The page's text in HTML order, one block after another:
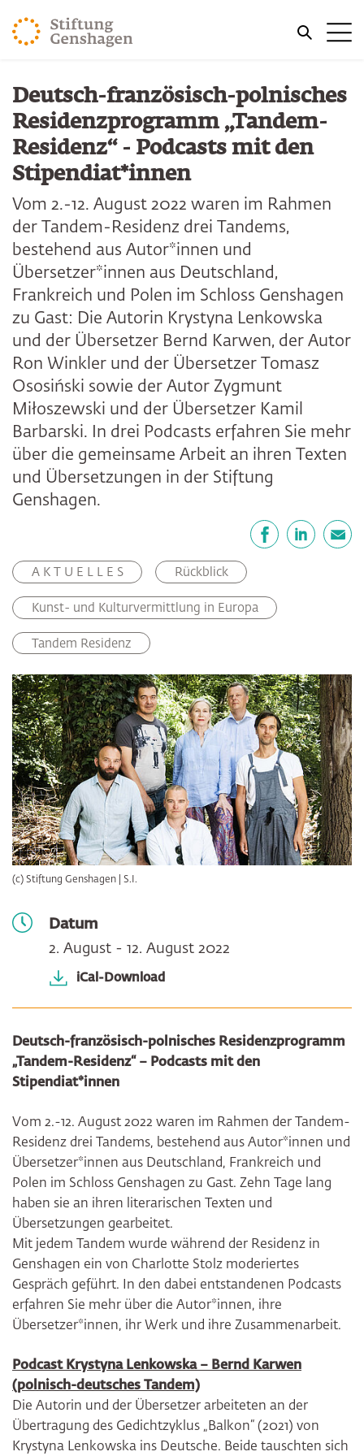
ZUM HAUPTINHALT SPRINGEN
ZUR SUCHE SPRINGEN
Deutsch-französisch-polnisches
Residenzprogramm „Tandem-
Residenz“ - Podcasts mit den
Stipendiat*innen
Vom 2.-12. August 2022 waren im Rahmen
der Tandem-Residenz drei Tandems,
bestehend aus Autor*innen und
Übersetzer*innen aus Deutschland,
Frankreich und Polen im Schloss Genshagen
zu Gast: Die Autorin Krystyna Lenkowska
und der Übersetzer Bernd Karwen, der Autor
Ron Winkler und der Übersetzer Tomasz
Ososiński sowie der Autor Zygmunt
Miłoszewski und der Übersetzer Kamil
Barbarski. In drei Podcasts erfahren Sie mehr
über die gemeinsame Arbeit an ihren Texten
und Übersetzungen in der Stiftung
Genshagen.
A K T U E L L E S Rückblick
Kunst- und Kulturvermittlung in Europa
Tandem Residenz
(c) Stiftung Genshagen | S.I.
Datum
2. August - 12. August 2022
iCal-Download
Deutsch-französisch-polnisches Residenzprogramm
„Tandem-Residenz“ – Podcasts mit den
Stipendiat*innen
Vom 2.-12. August 2022 waren im Rahmen der Tandem-
Residenz drei Tandems, bestehend aus Autor*innen und
Übersetzer*innen aus Deutschland, Frankreich und
Polen im Schloss Genshagen zu Gast. Zehn Tage lang
haben sie an ihren literarischen Texten und
Übersetzungen gearbeitet.
Mit jedem Tandem wurde während der Residenz in
Genshagen ein von Charlotte Stolz moderiertes
Gespräch geführt. In den dabei entstandenen Podcasts
erfahren Sie mehr über die Autor*innen, ihre
Übersetzer*innen, ihr Werk und ihre Zusammenarbeit.
Podcast Krystyna Lenkowska – Bernd Karwen
(polnisch-deutsches Tandem)
Die Autorin und der Übersetzer arbeiteten an der
Übertragung des Gedichtzyklus „Balkon“ (2021) von
Krystyna Lenkowska ins Deutsche. Beide tauschten sich